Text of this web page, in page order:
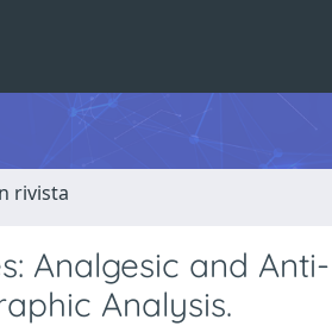
rivista
Analgesic and
Analysis.